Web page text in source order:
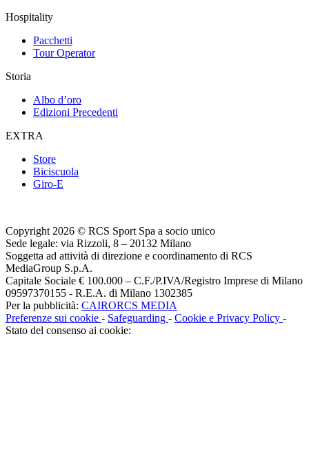
Hospitality
Pacchetti
Tour Operator
Storia
Albo d’oro
Edizioni Precedenti
EXTRA
Store
Biciscuola
Giro-E
Copyright 2026 © RCS Sport Spa a socio unico
Sede legale: via Rizzoli, 8 – 20132 Milano
Soggetta ad attività di direzione e coordinamento di RCS
MediaGroup S.p.A.
Capitale Sociale € 100.000 – C.F./P.IVA/Registro Imprese di Milano
09597370155 - R.E.A. di Milano 1302385
Per la pubblicità: CAIRORCS MEDIA
Preferenze sui cookie - Safeguarding - Cookie e Privacy Policy -
Stato del consenso ai cookie: